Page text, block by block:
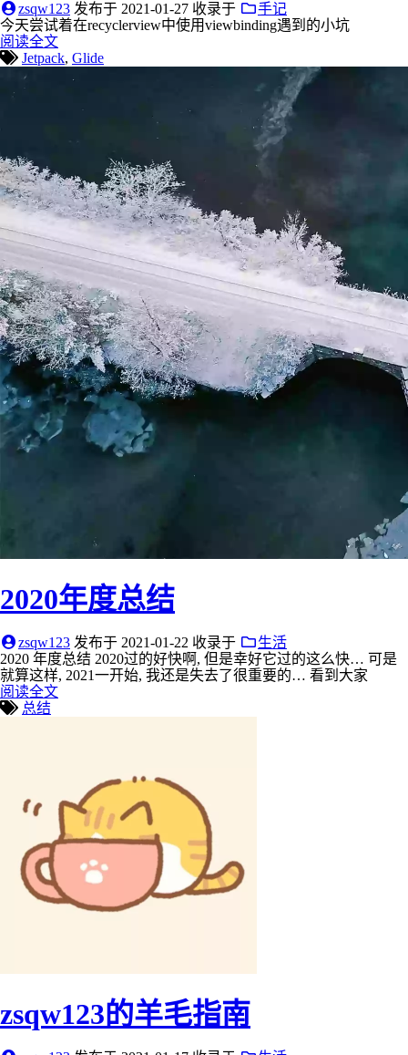
zsqw123 发布于 2021-01-27 收录于
手记
今天尝试着在recyclerview中使用viewbinding遇到的小坑
阅读全文
Jetpack, Glide
2020年度总结
zsqw123 发布于 2021-01-22 收录于
生活
2020 年度总结 2020过的好快啊, 但是幸好它过的这么快… 可是
就算这样, 2021一开始, 我还是失去了很重要的… 看到大家
阅读全文
总结
zsqw123的羊毛指南